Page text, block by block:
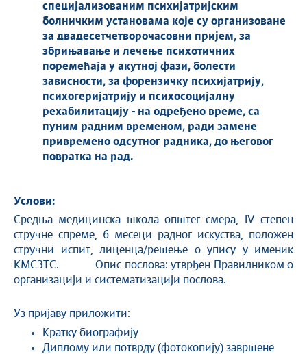
специјализованим психијатријским
болничким установама које су организоване
за двадесетчетворочасовни пријем, за
збрињавање и лечење психотичних
поремећаја у акутној фази, болести
зависности, за форензичку психијатрију,
психогеријатрију и психосоцијалну
рехабилитацију - на одређено време, са
пуним радним временом, ради замене
привремено одсутног радника, до његовог
повратка на рад.
Услови:
Средња медицинска школа општег смера, IV степен
стручне спреме, 6 месеци радног искуства, положен
стручни испит, лиценца/решење о упису у именик
КМСЗТС. Опис послова: утврђен Правилником о
организацији и систематизацији послова.
Уз пријаву приложити:
Кратку биографију
Диплому или потврду (фотокопију) завршене